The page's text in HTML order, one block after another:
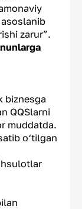
zarur”.
QQSlarni
muddatda.
o‘tilgan